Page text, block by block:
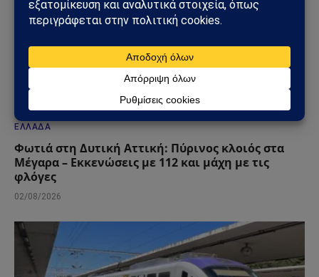
ΕΛΛΆΔΑ
Φωτιά στη Δυτική Αττική: Πύρινος κλοιός στα
Μέγαρα – Εκκενώσεις με 112 και μάχη με τις
φλόγες
02/08/2026